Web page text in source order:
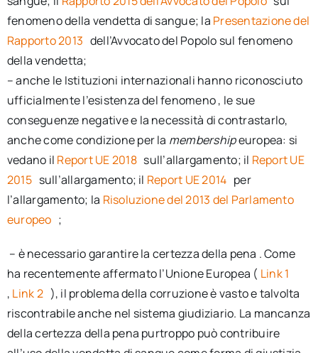
fenomeno della vendetta di sangue; la Presentazione del
Rapporto 2013 dell’Avvocato del Popolo sul fenomeno
della vendetta;
– anche le Istituzioni internazionali hanno riconosciuto
ufficialmente l’esistenza del fenomeno , le sue
conseguenze negative e la necessità di contrastarlo,
anche come condizione per la membershipeuropea: si
vedano il Report UE 2018 sull’allargamento; il Report UE
2015 sull’allargamento; il Report UE 2014 per
l’allargamento; la Risoluzione del 2013 del Parlamento
europeo ;
– è necessario garantire la certezza della pena . Come
ha recentemente affermato l’Unione Europea ( Link 1
, Link 2 ), il problema della corruzione è vasto e talvolta
riscontrabile anche nel sistema giudiziario. La mancanza
della certezza della pena purtroppo può contribuire